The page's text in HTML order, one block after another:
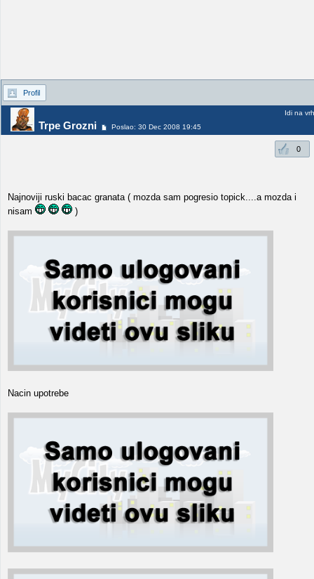
Profil
Trpe Grozni Poslao: 30 Dec 2008 19:45
Idi na vrh
0
Najnoviji ruski bacac granata ( mozda sam pogresio topick....a mozda i
nisam
)
Nacin upotrebe